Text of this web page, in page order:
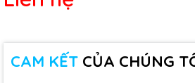
CAM KẾT CỦA CHÚNG